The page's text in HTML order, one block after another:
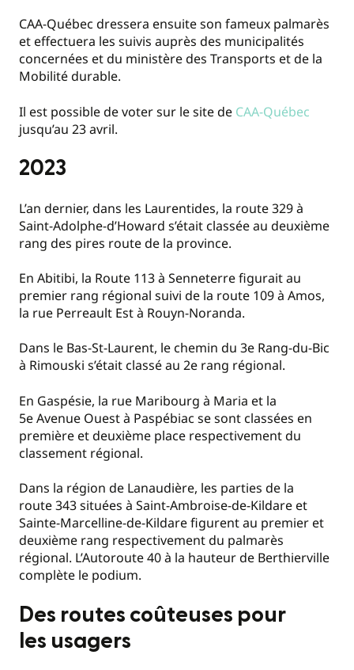
CAA-Québec dressera ensuite son fameux palmarès
et effectuera les suivis auprès des municipalités
concernées et du ministère des Transports et de la
Mobilité durable.
Il est possible de voter sur le site de CAA-Québec
jusqu’au 23 avril.
2023
L’an dernier, dans les Laurentides, la route 329 à
Saint-Adolphe-d’Howard s’était classée au deuxième
rang des pires route de la province.
En Abitibi, la Route 113 à Senneterre figurait au
premier rang régional suivi de la route 109 à Amos,
la rue Perreault Est à Rouyn-Noranda.
Dans le Bas-St-Laurent, le chemin du 3e Rang-du-Bic
à Rimouski s’était classé au 2e rang régional.
En Gaspésie, la rue Maribourg à Maria et la
5e Avenue Ouest à Paspébiac se sont classées en
première et deuxième place respectivement du
classement régional.
Dans la région de Lanaudière, les parties de la
route 343 situées à Saint-Ambroise-de-Kildare et
Sainte-Marcelline-de-Kildare figurent au premier et
deuxième rang respectivement du palmarès
régional. L’Autoroute 40 à la hauteur de Berthierville
complète le podium.
Des routes coûteuses pour
les usagers